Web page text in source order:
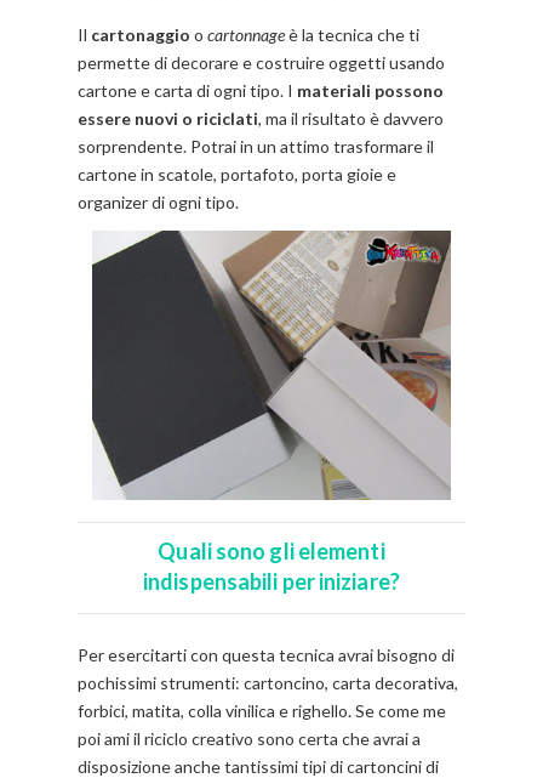
Il cartonaggio o cartonnageè la tecnica che ti
permette di decorare e costruire oggetti usando
cartone e carta di ogni tipo. I materiali possono
essere nuovi o riciclati, ma il risultato è davvero
sorprendente. Potrai in un attimo trasformare il
cartone in scatole, portafoto, porta gioie e
organizer di ogni tipo.
Quali sono gli elementi
indispensabili per iniziare?
Per esercitarti con questa tecnica avrai bisogno di
pochissimi strumenti: cartoncino, carta decorativa,
forbici, matita, colla vinilica e righello. Se come me
poi ami il riciclo creativo sono certa che avrai a
disposizione anche tantissimi tipi di cartoncini di